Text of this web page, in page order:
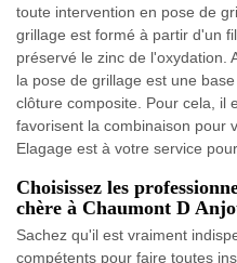
toute intervention en pose de
grillage est formé à partir d'un
préservé le zinc de l'oxydation.
la pose de grillage est une
clôture composite. Pour cela, il
favorisent la combinaison pour
Elagage est à votre service
Choisissez les
chère à Chaumont D
Sachez qu'il est vraiment
compétents pour faire toutes